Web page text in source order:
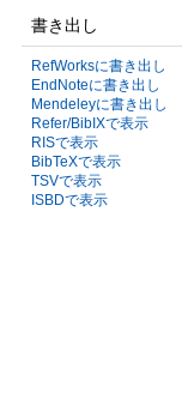
書き出し
RefWorksに書き出し
EndNoteに書き出し
Mendeleyに書き出し
Refer/BibIXで表示
RISで表示
BibTeXで表示
TSVで表示
ISBDで表示